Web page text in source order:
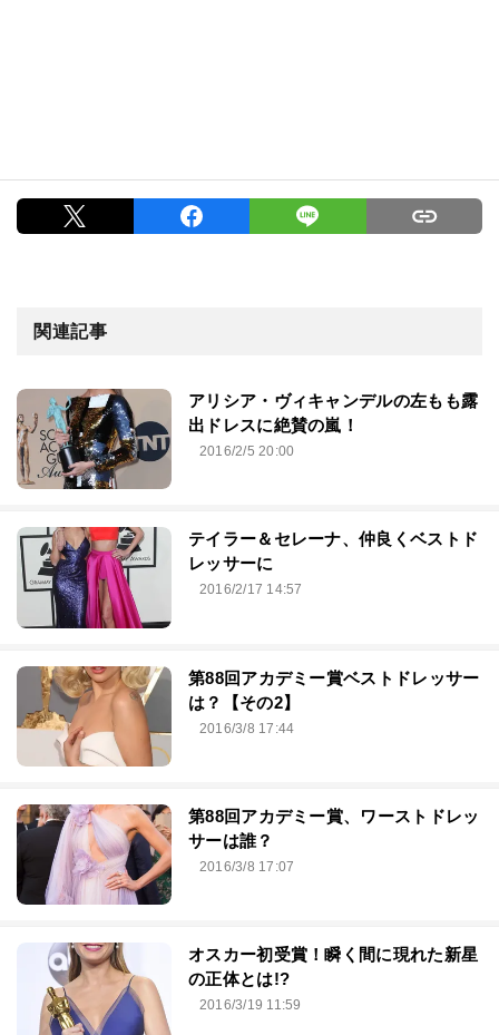
関連記事
アリシア・ヴィキャンデルの左もも露
出ドレスに絶賛の嵐！
2016/2/5 20:00
テイラー＆セレーナ、仲良くベストド
レッサーに
2016/2/17 14:57
第88回アカデミー賞ベストドレッサー
は？【その2】
2016/3/8 17:44
第88回アカデミー賞、ワーストドレッ
サーは誰？
2016/3/8 17:07
オスカー初受賞！瞬く間に現れた新星
の正体とは!?
2016/3/19 11:59